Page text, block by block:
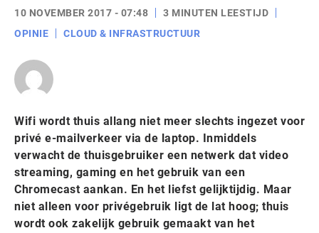
10 NOVEMBER 2017 - 07:48
3 MINUTEN LEESTIJD
OPINIE
CLOUD & INFRASTRUCTUUR
Wifi wordt thuis allang niet meer slechts ingezet voor
privé e-mailverkeer via de laptop. Inmiddels
verwacht de thuisgebruiker een netwerk dat video
streaming, gaming en het gebruik van een
Chromecast aankan. En het liefst gelijktijdig. Maar
niet alleen voor privégebruik ligt de lat hoog; thuis
wordt ook zakelijk gebruik gemaakt van het